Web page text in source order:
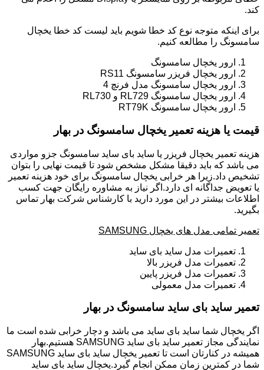
کند.
برای اینکه متوجه نوع کد خطا شویم باید لیست کد خطا یخچال
سامسونگ را مطالعه کنیم.
ارور یخچال سامسونگ
ارور یخچال فریزر سامسونگ RS11
ارور یخچال سامسونگ مدل فرنچ 4
ارور یخچال سامسونگ RL729 و RL730
ارور یخچال سامسونگ RT79K
قیمت یا هزینه تعمیر یخچال سامسونگ در بهار
هزینه تعمیر یخچال فریزر یا ساید بای ساید سامسونگ جزو مواردی
می باشد که باید دقیقا مشکل مشخص شود تا قیمت نهایی را بتوان
تشخیص داد.زیرا هر خرابی یخچال سامسونگ برای خود هزینه تعمیر
یا تعویض جداگانه ای دارد.اگر نیاز به مشاوره رایگان جهت کسب
اطلاعات بیشتر در این مورد دارید با کارشناس شرکت بهار تماس
بگیرید.
تعمیر تمامی مدل های یخچال SAMSUNG
تعمیرات مدل ساید بای ساید
تعمیرات مدل فریزر بالا
تعمیرات مدل فریزر پایین
تعمیرات مدل معمولی
تعمیر ساید بای ساید سامسونگ در بهار
اگر یخچال شما ساید بای ساید می باشد و دچار خرابی شده است ما
نمایندگی مجاز تعمیر ساید بای ساید SAMSUNG هستیم.بهار
همیشه در کنارتان است تا تعمیر یخچال ساید بای ساید SAMSUNG
شما در کمترین زمان ممکن انجام گیرد.یخچال ساید بای ساید